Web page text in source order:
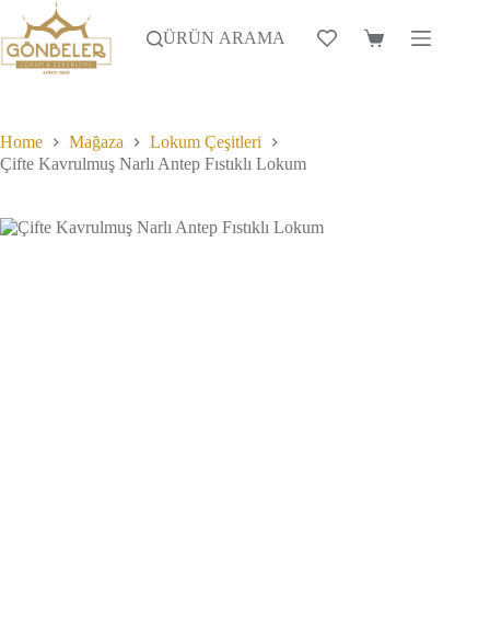
content
-
fazla
ÜRÜN ARAMA
Alışveriş
Home Mağaza
Lokum Çeşitleri
Çifte Kavrulmuş Narlı Antep Fıstıklı Lokum